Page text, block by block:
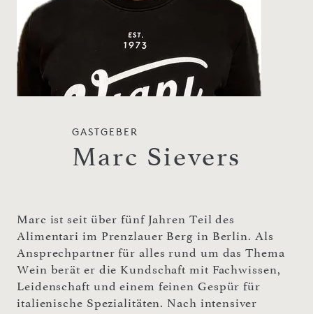
GASTGEBER
Marc Sievers
Marc ist seit über fünf Jahren Teil des
Alimentari im Prenzlauer Berg in Berlin. Als
Ansprechpartner für alles rund um das Thema
Wein berät er die Kundschaft mit Fachwissen,
Leidenschaft und einem feinen Gespür für
italienische Spezialitäten. Nach intensiver